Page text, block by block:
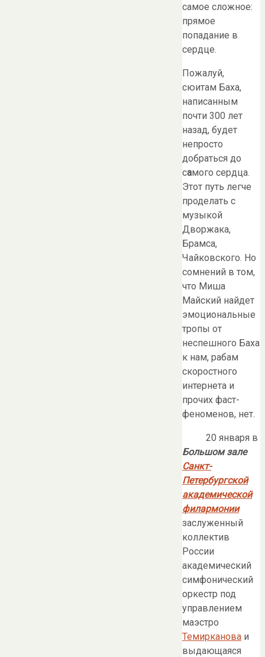
самое сложное:
прямое
попадание в
сердце.
Пожалуй,
сюитам Баха,
написанным
почти 300 лет
назад, будет
непросто
добраться до
самого сердца.
Этот путь легче
проделать с
музыкой
Дворжака,
Брамса,
Чайковского. Но
сомнений в том,
что Миша
Майский найдет
эмоциональные
тропы от
неспешного Баха
к нам, рабам
скоростного
интернета и
прочих фаст-
феноменов, нет.
20 января в
Большом зале
Санкт-
Петербургской
академической
филармонии
заслуженный
коллектив
России
академический
симфонический
оркестр под
управлением
маэстро
Темирканова и
выдающаяся